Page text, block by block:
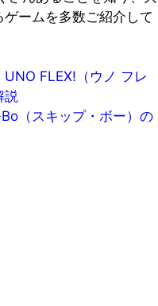
ームを多数ご紹介して
FLEX!（ウノ フレ
説
（スキップ・ボー）の